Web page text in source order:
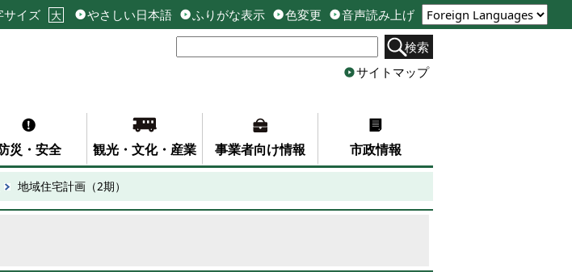
サイズ 大 やさしい日本語 ふりがな表示 色変更
音声読み上げ
検索
サイトマップ
災・安全 観光・文化・産業 事業者向け情報 市政情報
地域住宅計画（2期）